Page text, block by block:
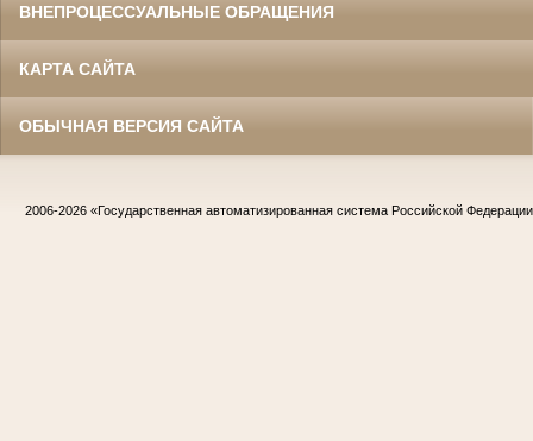
ВНЕПРОЦЕССУАЛЬНЫЕ ОБРАЩЕНИЯ
КАРТА САЙТА
ОБЫЧНАЯ ВЕРСИЯ САЙТА
2006-2026 «Государственная автоматизированная система Российской